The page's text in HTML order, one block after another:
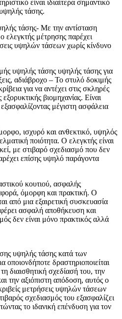
είναι ιδιαίτερα σημαντικό
τάσης.
τάσης- Με την αντίσταση
ελεγκτής μέτρησης παρέχει
υψηλών τάσεων χωρίς κίνδυνο
υψηλής τάσης υψηλής τάσης για
αδιάβροχο – Το στυλό δοκιμής
για να αντέχει στις σκληρές
βιομηχανίας. Είναι
μέγιστη ασφάλεια
ισχυρό και ανθεκτικό, υψηλός
ποιότητα. Ο ελεγκτής είναι
με στιβαρό σχεδιασμό που δεν
επίσης υψηλό παράγοντα
κουτιού, ασφαλής
όμορφη και πρακτική. Ο
από μια εξαιρετική συσκευασία
ασφαλή αποθήκευση και
δεν είναι μόνο πρακτικός αλλά
υψηλής τάσης κατά των
οποιονδήποτε δραστηριοποιείται
διαισθητική σχεδίασή του, την
την αξιόπιστη απόδοση, αυτός ο
μετρήσεις υψηλών τάσεων
σχεδιασμός του εξασφαλίζει
το ιδανική επένδυση για τον